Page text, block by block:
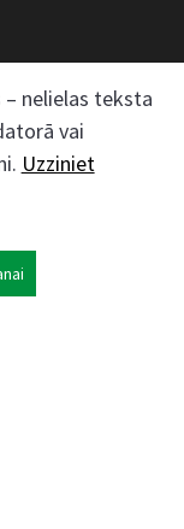
Zaļenieku
Latvija
nelielas teksta
vai
Uzziniet